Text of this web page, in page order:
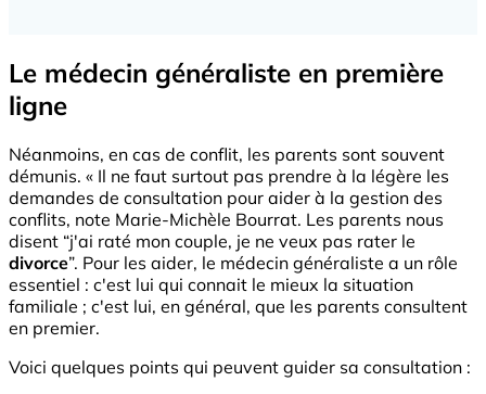
Le médecin généraliste en première
ligne
Néanmoins, en cas de conflit, les parents sont souvent
démunis. « Il ne faut surtout pas prendre à la légère les
demandes de consultation pour aider à la gestion des
conflits, note Marie-Michèle Bourrat. Les parents nous
disent “j'ai raté mon couple, je ne veux pas rater le
divorce”. Pour les aider, le médecin généraliste a un rôle
essentiel : c'est lui qui connait le mieux la situation
familiale ; c'est lui, en général, que les parents consultent
en premier.
Voici quelques points qui peuvent guider sa consultation :